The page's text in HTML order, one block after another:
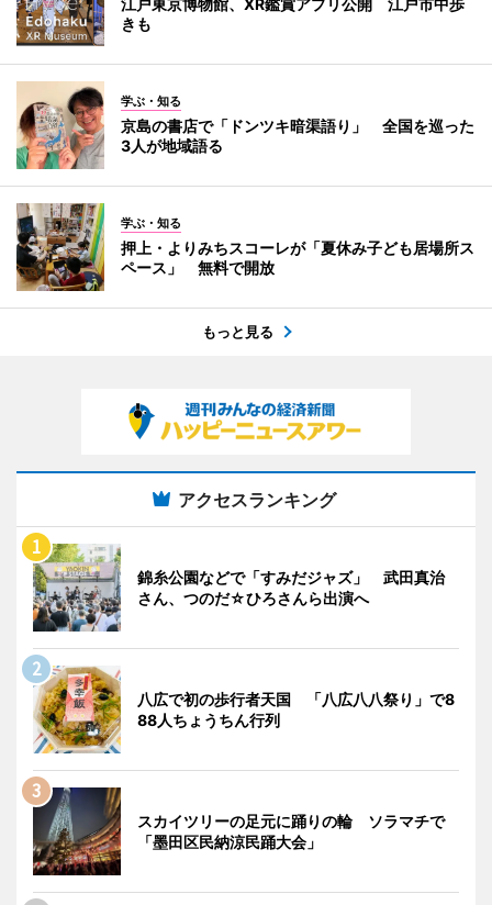
江戸東京博物館、XR鑑賞アプリ公開 江戸市中歩
きも
学ぶ・知る
京島の書店で「ドンツキ暗渠語り」 全国を巡った
3人が地域語る
学ぶ・知る
押上・よりみちスコーレが「夏休み子ども居場所ス
ペース」 無料で開放
もっと見る
アクセスランキング
錦糸公園などで「すみだジャズ」 武田真治
さん、つのだ☆ひろさんら出演へ
八広で初の歩行者天国 「八広八八祭り」で8
88人ちょうちん行列
スカイツリーの足元に踊りの輪 ソラマチで
「墨田区民納涼民踊大会」